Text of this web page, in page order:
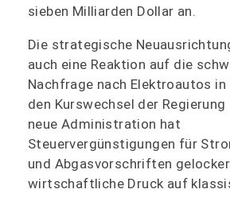
sieben Milliarden Dollar an.
Die strategische
auch eine Reaktion auf die
Nachfrage nach Elektroautos in
den Kurswechsel der Regierung
neue Administration hat
Steuervergünstigungen für
und Abgasvorschriften
wirtschaftliche Druck auf